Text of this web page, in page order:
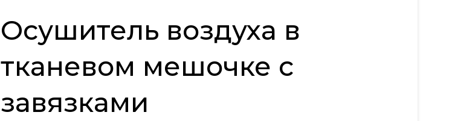
Осушитель воздуха в
тканевом мешочке с
завязками